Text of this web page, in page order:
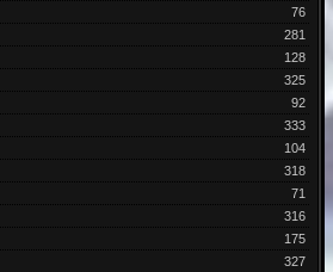
76
281
128
325
92
333
104
318
71
316
175
327